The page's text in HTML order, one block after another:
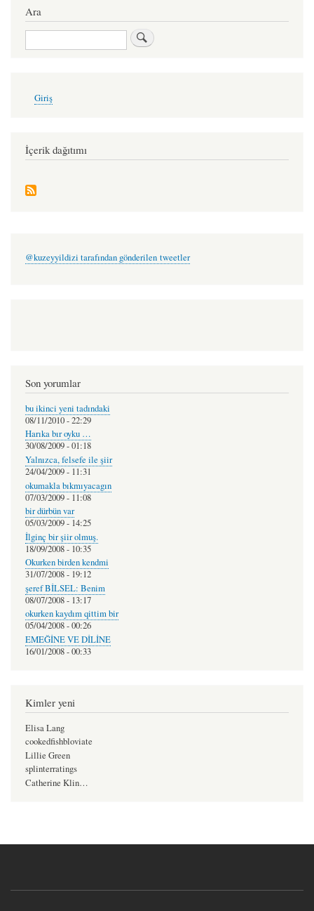
Ara
Ara
account
Giriş
İçerik dağıtımı
@kuzeyyildizi tarafından gönderilen tweetler
Son yorumlar
bu ikinci yeni tadındaki
08/11/2010 - 22:29
Harıka bır oyku …
30/08/2009 - 01:18
Yalnızca, felsefe ile şiir
24/04/2009 - 11:31
okumakla bıkmıyacagın
07/03/2009 - 11:08
bir dürbün var
05/03/2009 - 14:25
İlginç bir şiir olmuş.
18/09/2008 - 10:35
Okurken birden kendmi
31/07/2008 - 19:12
şeref BİLSEL: Benim
08/07/2008 - 13:17
okurken kaydım qittim bir
05/04/2008 - 00:26
EMEĞİNE VE DİLİNE
16/01/2008 - 00:33
Kimler yeni
Elisa Lang
cookedfishbloviate
Lillie Green
splinterratings
Catherine Klin…